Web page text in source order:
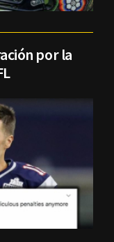
por la